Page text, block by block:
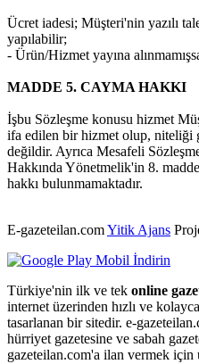
Ücret iadesi; Müşteri'nin yazılı
yapılabilir;
- Ürün/Hizmet yayına
MADDE 5. CAYMA HAKKI
İşbu Sözleşme konusu hizmet
ifa edilen bir hizmet olup, niteliği
değildir. Ayrıca Mesafeli
Hakkında Yönetmelik'in 8.
hakkı bulunmamaktadır.
E-gazeteilan.comYitik Ajans
Türkiye'nin ilk ve tek online
internet üzerinden hızlı ve
tasarlanan bir sitedir. e-
hürriyet gazetesine ve sabah
gazeteilan.com'a ilan vermek için